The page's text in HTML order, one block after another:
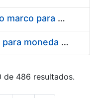
Contratación de acuerdo marco para el Suministro de Material de Electricidad para la Fábrica Nacional de Moneda y Timbre-Real Casa de la Moneda en su centro de trabajo de Burgos
Suministro de estuches para moneda de 30 €
de 486 resultados.